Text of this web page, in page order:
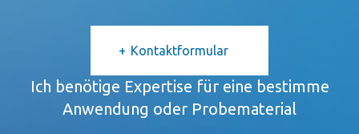
Kontaktformular
Ich benötige Expertise für eine bestimme
Anwendung oder Probematerial